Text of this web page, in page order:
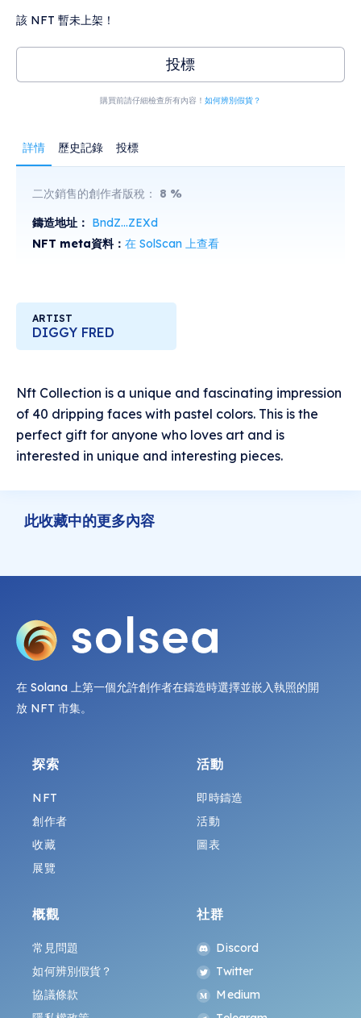
該 NFT 暫未上架！
投標
購買前請仔細檢查所有內容！ 如何辨別假貨？
詳情 歷史記錄 投標
二次銷售的創作者版稅： 8 %
鑄造地址： BndZ...ZEXd
NFT meta資料： 在 SolScan 上查看
ARTIST
DIGGY FRED
Nft Collection is a unique and fascinating impression
of 40 dripping faces with pastel colors. This is the
perfect gift for anyone who loves art and is
interested in unique and interesting pieces.
此收藏中的更多內容
在 Solana 上第一個允許創作者在鑄造時選擇並嵌入執照的開
放 NFT 市集。
探索
NFT
創作者
收藏
展覽
活動
即時鑄造
活動
圖表
概觀
常見問題
如何辨別假貨？
協議條款
社群
Discord
Twitter
Medium